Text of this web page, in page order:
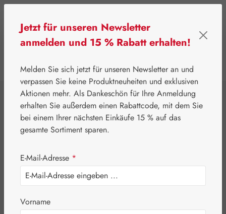
⌂ Gall Pharma Topinambur
Topinambur
Aminosäure-
Vitamin GPH
Kapseln
Jetzt für unseren Newsletter
anmelden und 15 % Rabatt erhalten!
Melden Sie sich jetzt für unseren Newsletter an und
verpassen Sie keine Produktneuheiten und exklusiven
Aktionen mehr. Als Dankeschön für Ihre Anmeldung
erhalten Sie außerdem einen Rabattcode, mit dem Sie
bei einem Ihrer nächsten Einkäufe 15 % auf das
gesamte Sortiment sparen.
E-Mail-Adresse *
Vorname